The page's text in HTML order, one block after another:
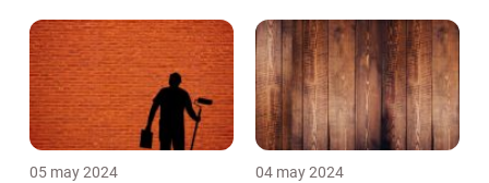
05 may 2024 04 may 2024